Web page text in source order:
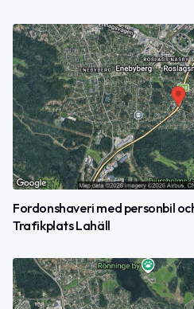
Fordonshaveri med personbil
Trafikplats Lahäll